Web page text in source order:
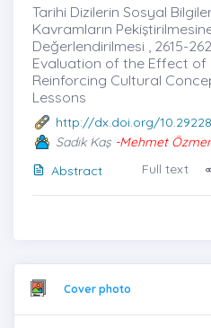
Tarihi Dizilerin Sosyal
Kavramların
Değerlendirilmesi , 2615-
Evaluation of the Effect of
Reinforcing Cultural
Lessons
http://dx.doi.org/
Sadık Kaş -Mehmet
Abstract
Full text
Cover photo